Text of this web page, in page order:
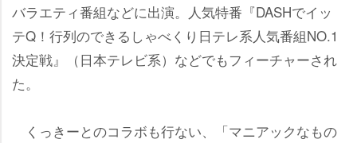
バラエティ番組などに出演。人気特番『DASHでイッ
テQ！行列のできるしゃべくり日テレ系人気番組NO.1
決定戦』（日本テレビ系）などでもフィーチャーされ
た。
くっきーとのコラボも行ない、「マニアックなもの